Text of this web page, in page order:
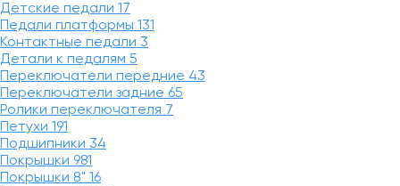
Детские педали 17
Педали платформы 131
Контактные педали 3
Детали к педалям 5
Переключатели передние 43
Переключатели задние 65
Ролики переключателя 7
Петухи 191
Подшипники 34
Покрышки 981
Покрышки 8" 16